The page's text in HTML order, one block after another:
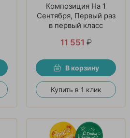
Композиция На 1
Сентября, Первый раз
в первый класс
11 551 ₽
В корзину
Купить в 1 клик